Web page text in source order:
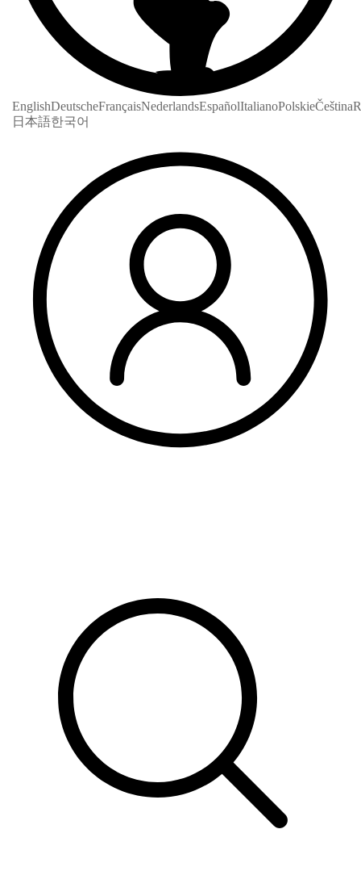
EnglishDeutscheFrançaisNederlandsEspañolItalianoPolskieČeština
日本語한국어